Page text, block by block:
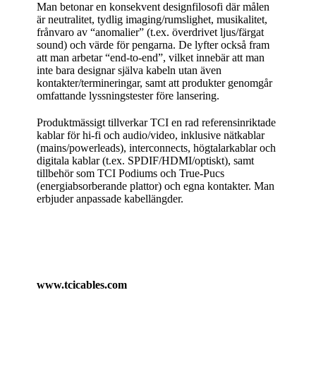
Man betonar en konsekvent designfilosofi där målen
är neutralitet, tydlig imaging/rumslighet, musikalitet,
frånvaro av “anomalier” (t.ex. överdrivet ljus/färgat
sound) och värde för pengarna. De lyfter också fram
att man arbetar “end‑to‑end”, vilket innebär att man
inte bara designar själva kabeln utan även
kontakter/termineringar, samt att produkter genomgår
omfattande lyssningstester före lansering.
Produktmässigt tillverkar TCI en rad referensinriktade
kablar för hi‑fi och audio/video, inklusive nätkablar
(mains/powerleads), interconnects, högtalarkablar och
digitala kablar (t.ex. SPDIF/HDMI/optiskt), samt
tillbehör som TCI Podiums och True‑Pucs
(energiabsorberande plattor) och egna kontakter. Man
erbjuder anpassade kabellängder.
www.tcicables.com